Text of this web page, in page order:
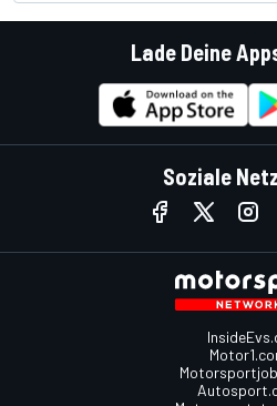
Lade Deine
Soziale